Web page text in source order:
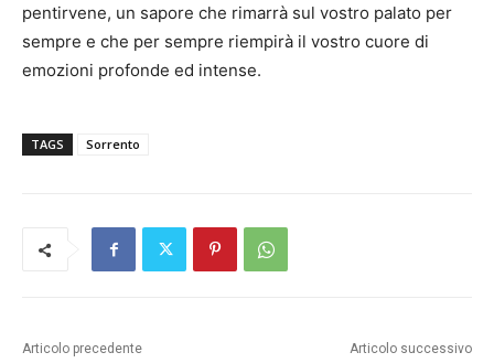
pentirvene, un sapore che rimarrà sul vostro palato per
sempre e che per sempre riempirà il vostro cuore di
emozioni profonde ed intense.
TAGS Sorrento
Articolo precedente Articolo successivo